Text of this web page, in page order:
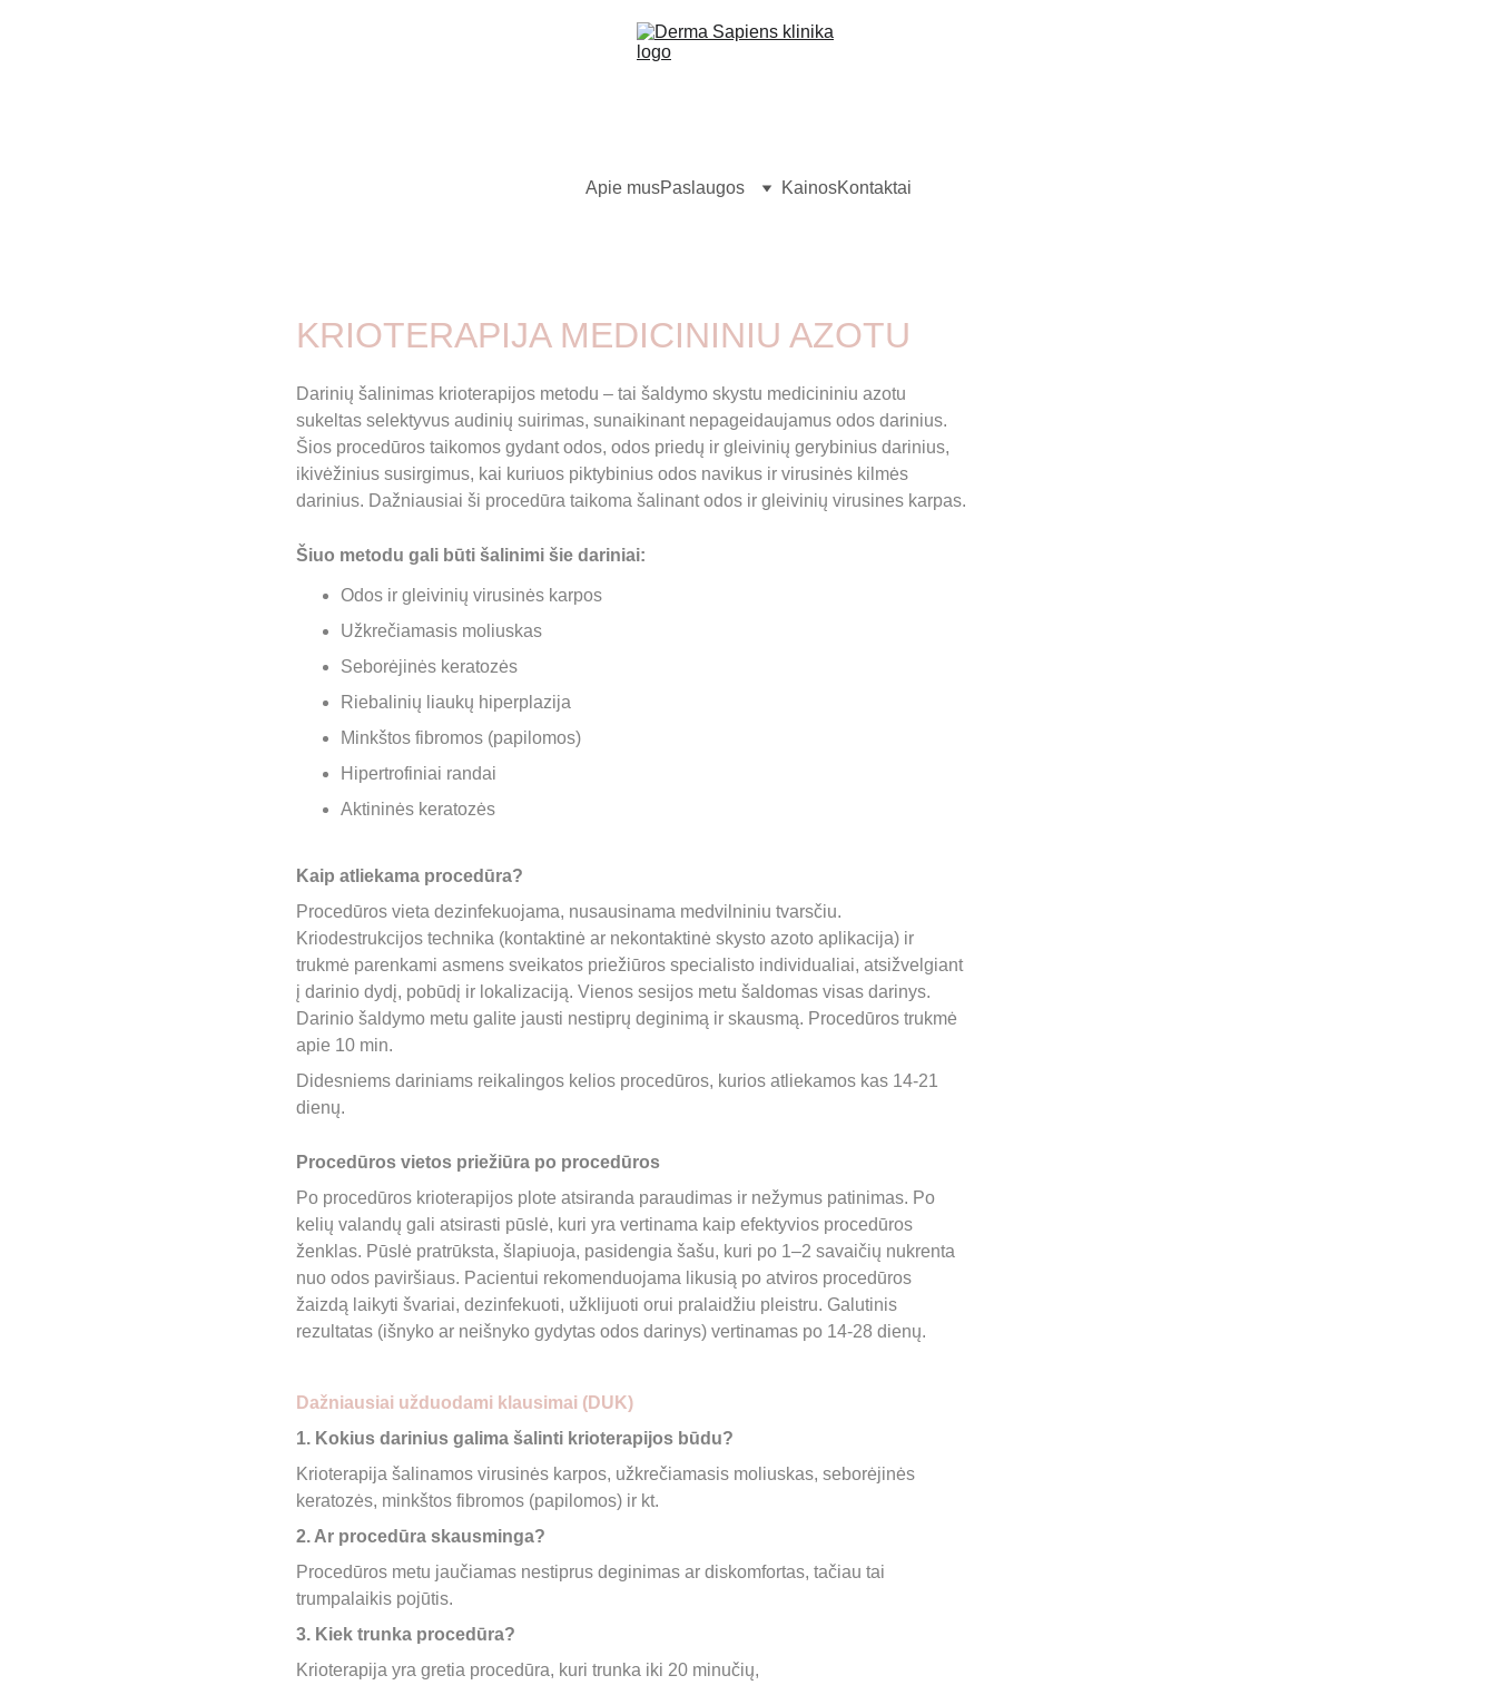
Apie musPaslaugos KainosKontaktai
KRIOTERAPIJA MEDICININIU AZOTU
Darinių šalinimas krioterapijos metodu – tai šaldymo skystu medicininiu azotu
sukeltas selektyvus audinių suirimas, sunaikinant nepageidaujamus odos darinius.
Šios procedūros taikomos gydant odos, odos priedų ir gleivinių gerybinius darinius,
ikivėžinius susirgimus, kai kuriuos piktybinius odos navikus ir virusinės kilmės
darinius. Dažniausiai ši procedūra taikoma šalinant odos ir gleivinių virusines karpas.
Šiuo metodu gali būti šalinimi šie dariniai:
Odos ir gleivinių virusinės karpos
Užkrečiamasis moliuskas
Seborėjinės keratozės
Riebalinių liaukų hiperplazija
Minkštos fibromos (papilomos)
Hipertrofiniai randai
Aktininės keratozės
Kaip atliekama procedūra?
Procedūros vieta dezinfekuojama, nusausinama medvilniniu tvarsčiu.
Kriodestrukcijos technika (kontaktinė ar nekontaktinė skysto azoto aplikacija) ir
trukmė parenkami asmens sveikatos priežiūros specialisto individualiai, atsižvelgiant
į darinio dydį, pobūdį ir lokalizaciją. Vienos sesijos metu šaldomas visas darinys.
Darinio šaldymo metu galite jausti nestiprų deginimą ir skausmą. Procedūros trukmė
apie 10 min.
Didesniems dariniams reikalingos kelios procedūros, kurios atliekamos kas 14-21
dienų.
Procedūros vietos priežiūra po procedūros
Po procedūros krioterapijos plote atsiranda paraudimas ir nežymus patinimas. Po
kelių valandų gali atsirasti pūslė, kuri yra vertinama kaip efektyvios procedūros
ženklas. Pūslė pratrūksta, šlapiuoja, pasidengia šašu, kuri po 1–2 savaičių nukrenta
nuo odos paviršiaus. Pacientui rekomenduojama likusią po atviros procedūros
žaizdą laikyti švariai, dezinfekuoti, užklijuoti orui pralaidžiu pleistru. Galutinis
rezultatas (išnyko ar neišnyko gydytas odos darinys) vertinamas po 14-28 dienų.
Dažniausiai užduodami klausimai (DUK)
1. Kokius darinius galima šalinti krioterapijos būdu?
Krioterapija šalinamos virusinės karpos, užkrečiamasis moliuskas, seborėjinės
keratozės, minkštos fibromos (papilomos) ir kt.
2. Ar procedūra skausminga?
Procedūros metu jaučiamas nestiprus deginimas ar diskomfortas, tačiau tai
trumpalaikis pojūtis.
3. Kiek trunka procedūra?
Krioterapija yra gretia procedūra, kuri trunka iki 20 minučių,